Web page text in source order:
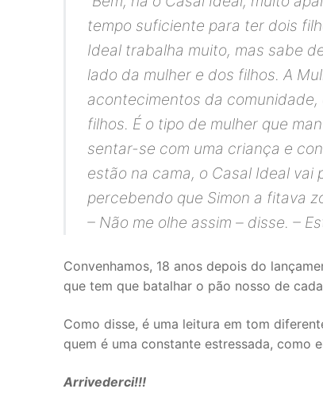
tempo suficiente para ter dois
Ideal trabalha muito, mas sabe
lado da mulher e dos filhos. A
acontecimentos da
filhos. É o tipo de mulher que
sentar-se com uma criança e
estão na cama, o Casal Ideal
percebendo que Simon a fitava
– Não me olhe assim – disse. –
Convenhamos, 18 anos depois do
que tem que batalhar o pão nosso de
Como disse, é uma leitura em tom
quem é uma constante estressada, como
Arrivederci!!!